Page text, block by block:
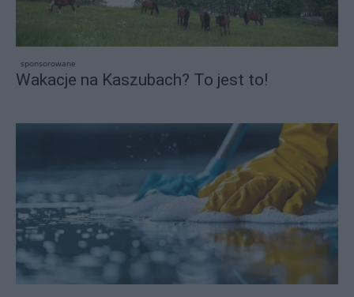
sponsorowane
Wakacje na Kaszubach? To jest to!